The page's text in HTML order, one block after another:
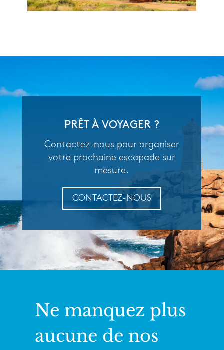
PRÊT À VOYAGER ?
Contactez-nous pour organiser
votre prochaine escapade sur
mesure.
CONTACTEZ-NOUS
Ne manquez plus
aucune de nos